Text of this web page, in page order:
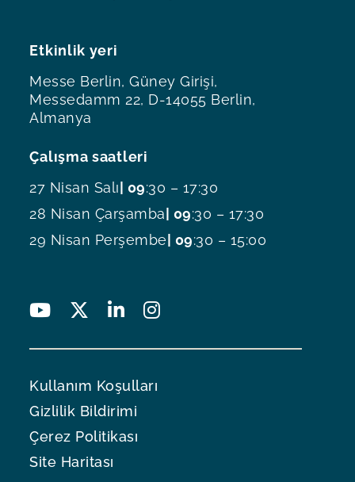
Etkinlik yeri
Messe Berlin, Güney Girişi,
Messedamm 22, D-14055 Berlin,
Almanya
Çalışma saatleri
27 Nisan Salı| 09:30 – 17:30
28 Nisan Çarşamba| 09:30 – 17:30
29 Nisan Perşembe| 09:30 – 15:00
Kullanım Koşulları
Gizlilik Bildirimi
Çerez Politikası
Site Haritası